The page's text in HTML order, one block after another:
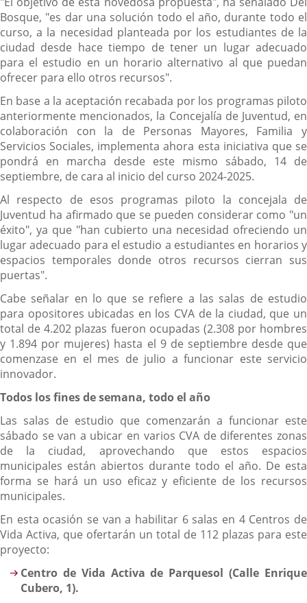
Bosque, "es dar una solución todo el año, durante todo el
curso, a la necesidad planteada por los estudiantes de la
ciudad desde hace tiempo de tener un lugar adecuado
para el estudio en un horario alternativo al que puedan
ofrecer para ello otros recursos".
En base a la aceptación recabada por los programas piloto
anteriormente mencionados, la Concejalía de Juventud, en
colaboración con la de Personas Mayores, Familia y
Servicios Sociales, implementa ahora esta iniciativa que se
pondrá en marcha desde este mismo sábado, 14 de
septiembre, de cara al inicio del curso 2024-2025.
Al respecto de esos programas piloto la concejala de
Juventud ha afirmado que se pueden considerar como "un
éxito", ya que "han cubierto una necesidad ofreciendo un
lugar adecuado para el estudio a estudiantes en horarios y
espacios temporales donde otros recursos cierran sus
puertas".
Cabe señalar en lo que se refiere a las salas de estudio
para opositores ubicadas en los CVA de la ciudad, que un
total de 4.202 plazas fueron ocupadas (2.308 por hombres
y 1.894 por mujeres) hasta el 9 de septiembre desde que
comenzase en el mes de julio a funcionar este servicio
innovador.
Todos los fines de semana, todo el año
Las salas de estudio que comenzarán a funcionar este
sábado se van a ubicar en varios CVA de diferentes zonas
de la ciudad, aprovechando que estos espacios
municipales están abiertos durante todo el año. De esta
forma se hará un uso eficaz y eficiente de los recursos
municipales.
En esta ocasión se van a habilitar 6 salas en 4 Centros de
Vida Activa, que ofertarán un total de 112 plazas para este
proyecto:
Centro de Vida Activa de Parquesol (Calle Enrique
Cubero, 1).